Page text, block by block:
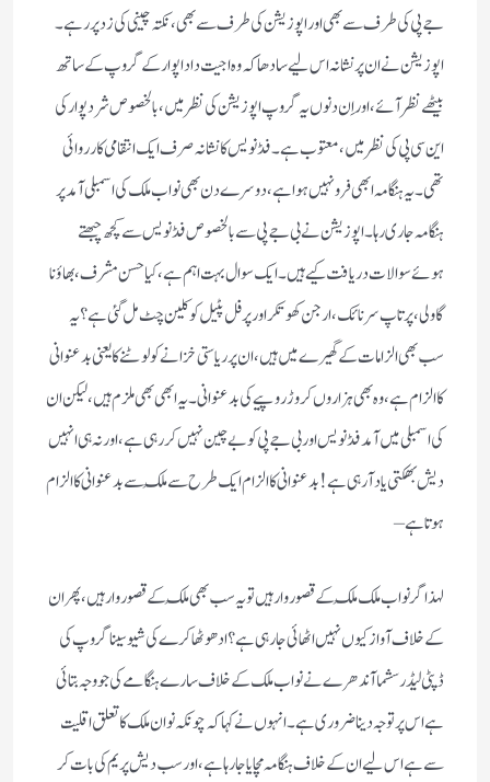
جے پی کی طرف سے بھی اور اپوزیشن کی طرف سے بھی ، نکتہ چینی کی زد پر رہے ۔
اپوزیشن نےان پر نشانہ اس لیے سادھا کہ وہ اجیت دادا پوار کے گروپ کے ساتھ
بیٹھے نظر آئے ، اور اِن دنوں یہ گروپ اپوزیشن کی نظر میں ، بالخصوص شرد پوار کی
این سی پی کی نظر میں ، معتوب ہے ۔ فڈنویس کا نشانہ صرف ایک انتقامی کارروائی
تھی ۔ یہ ہنگامہ ابھی فرو نہیں ہوا ہے ، دوسرے دن بھی نواب ملک کی اسمبلی آمد پر
ہنگامہ جاری رہا ۔ اپوزیشن نے بی جے پی سے بالخصوص فڈنویس سے کچھ چبھتے
ہوئے سوالات دریافت کیے ہیں ۔ ایک سوال بہت اہم ہے ، کیا حسن مشرف ، بھاؤنا
گاولی ، پرتاپ سرنائک ، ارجن کھوتکر اور پرفل پٹیل کو کلین چٹ مل گئی ہے ؟ یہ
سب بھی الزامات کے گھیرے میں ہیں ، ان پر ریاستی خزانے کو لوٹنے کا یعنی بدعنوانی
کا الزام ہے ، وہ بھی ہزاروں کروڑ روپیے کی بدعنوانی ۔ یہ ابھی بھی ملزم ہیں ، لیکن ان
کی اسمبلی میں آمد فڈنویس اور بی جے پی کو بے چین نہیں کر رہی ہے ، اور نہ ہی انہیں
دیش بھکتی یاد آ رہی ہے ! بدعنوانی کا الزام ایک طرح سے مُلک سے بدعنوانی کا الزام
ہوتا ہے –
لہذا گر نواب ملک مُلک کے قصوروار ہیں تو یہ سب بھی مُلک کے قصوروار ہیں ، پھر ان
کے خلاف آواز کیوں نہیں اٹھائی جا رہی ہے ؟ ادھو ٹھاکرے کی شیوسینا گروپ کی
ڈپٹی لیڈر سشما آندھرے نے نواب ملک کے خلاف سارے ہنگامے کی جو وجہ بتائی
ہے اس پر توجہ دینا ضروری ہے ۔ انہوں نے کہا کہ چونکہ نوان ملک کا تعلق اقلیت
سے ہے اس لیے ان کے خلاف ہنگامہ مچایا جا رہا ہے ، اور سب دیش پریم کی بات کر